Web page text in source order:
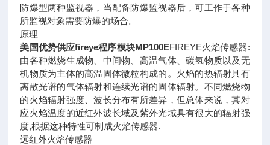
防爆型两种监视器，当配备防爆监视器后，可工作于各种
所监视对象需要防爆的场合。
原理
美国优势供应fireye程序模块MP100EFIREYE火焰传感器:
由各种燃烧生成物、中间物、高温气体、碳氢物质以及无
机物质为主体的高温固体微粒构成的。火焰的热辐射具有
离散光谱的气体辐射和连续光谱的固体辐射。不同燃烧物
的火焰辐射强度、波长分布有所差异，但总体来说，其对
应火焰温度的近红外波长域及紫外光域具有很大的辐射强
度,根据这种特性可制成火焰传感器.
远红外火焰传感器